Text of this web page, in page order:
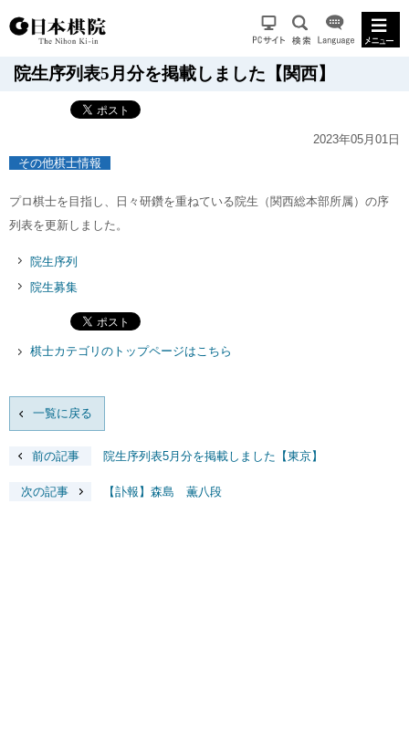
院生序列表5月分を掲載しました【関西】
2023年05月01日
その他棋士情報
プロ棋士を目指し、日々研鑽を重ねている院生（関西総本部所属）の序
列表を更新しました。
院生序列
院生募集
棋士カテゴリのトップページはこちら
一覧に戻る
前の記事 院生序列表5月分を掲載しました【東京】
次の記事 【訃報】森島 薫八段